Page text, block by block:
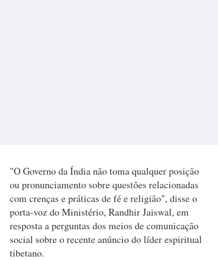
"O Governo da Índia não toma qualquer posição
ou pronunciamento sobre questões relacionadas
com crenças e práticas de fé e religião", disse o
porta-voz do Ministério, Randhir Jaiswal, em
resposta a perguntas dos meios de comunicação
social sobre o recente anúncio do líder espiritual
tibetano.